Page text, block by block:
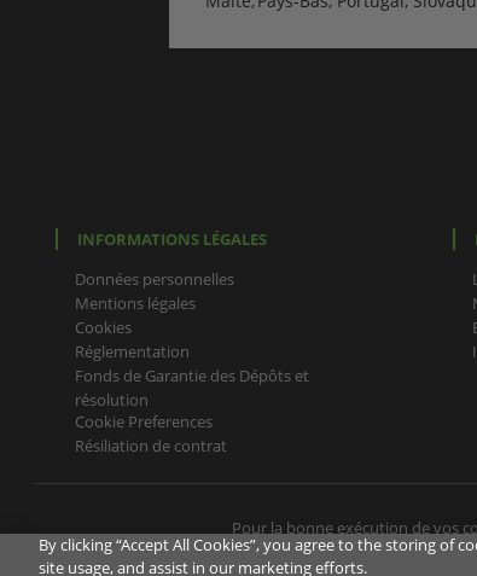
INFORMATIONS LÉGALES
Données personnelles
Mentions légales
Cookies
Réglementation
Fonds de Garantie des Dépôts et
résolution
Cookie Preferences
Résiliation de contrat
Pour la bonne exécution de vos
disposez plus de son
By clicking “Accept All Cookies”, you agree to the storing of
site usage, and assist in our marketing efforts.